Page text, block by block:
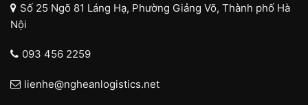
Số 25 Ngõ 81 Láng Hạ, Phường Giảng Võ, Thành phố Hà
Nội
093 456 2259
lienhe@ngheanlogistics.net